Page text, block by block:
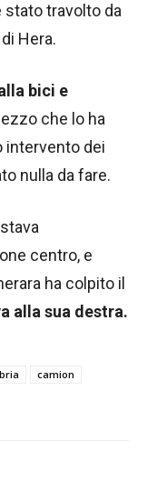
stato travolto da
Hera.
bici e
che lo ha
intervento dei
nulla da fare.
centro, e
ha colpito il
alla sua destra.
camion